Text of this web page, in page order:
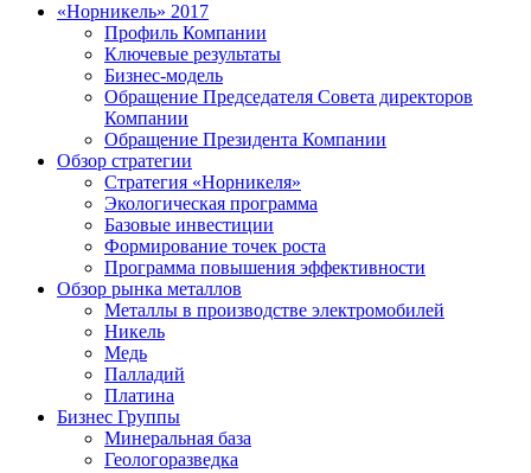
«Норникель» 2017
Профиль Компании
Ключевые результаты
Бизнес-модель
Обращение Председателя Совета директоров
Компании
Обращение Президента Компании
Обзор стратегии
Стратегия «Норникеля»
Экологическая программа
Базовые инвестиции
Формирование точек роста
Программа повышения эффективности
Обзор рынка металлов
Металлы в производстве электромобилей
Никель
Медь
Палладий
Платина
Бизнес Группы
Минеральная база
Геологоразведка